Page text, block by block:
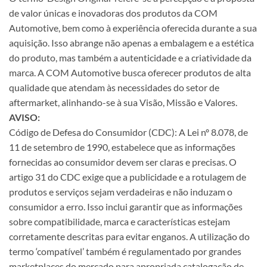
de valor únicas e inovadoras dos produtos da COM
Automotive, bem como à experiência oferecida durante a sua
aquisição. Isso abrange não apenas a embalagem e a estética
do produto, mas também a autenticidade e a criatividade da
marca. A COM Automotive busca oferecer produtos de alta
qualidade que atendam às necessidades do setor de
aftermarket, alinhando-se à sua Visão, Missão e Valores.
AVISO:
Código de Defesa do Consumidor (CDC): A Lei nº 8.078, de
11 de setembro de 1990, estabelece que as informações
fornecidas ao consumidor devem ser claras e precisas. O
artigo 31 do CDC exige que a publicidade e a rotulagem de
produtos e serviços sejam verdadeiras e não induzam o
consumidor a erro. Isso inclui garantir que as informações
sobre compatibilidade, marca e características estejam
corretamente descritas para evitar enganos. A utilização do
termo ‘compatível’ também é regulamentado por grandes